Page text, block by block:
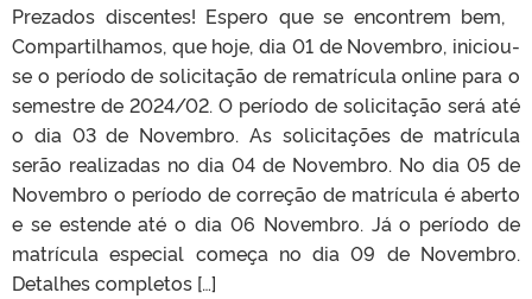
Prezados discentes! Espero que se encontrem bem,
Compartilhamos, que hoje, dia 01 de Novembro, iniciou-
se o período de solicitação de rematrícula online para o
semestre de 2024/02. O período de solicitação será até
o dia 03 de Novembro. As solicitações de matrícula
serão realizadas no dia 04 de Novembro. No dia 05 de
Novembro o período de correção de matrícula é aberto
e se estende até o dia 06 Novembro. Já o período de
matrícula especial começa no dia 09 de Novembro.
Detalhes completos […]